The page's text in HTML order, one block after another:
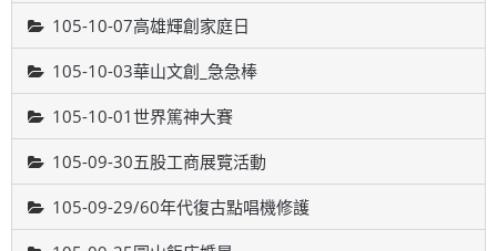
105-10-07高雄輝創家庭日
105-10-03華山文創_急急棒
105-10-01世界篤神大賽
105-09-30五股工商展覽活動
105-09-29/60年代復古點唱機修護